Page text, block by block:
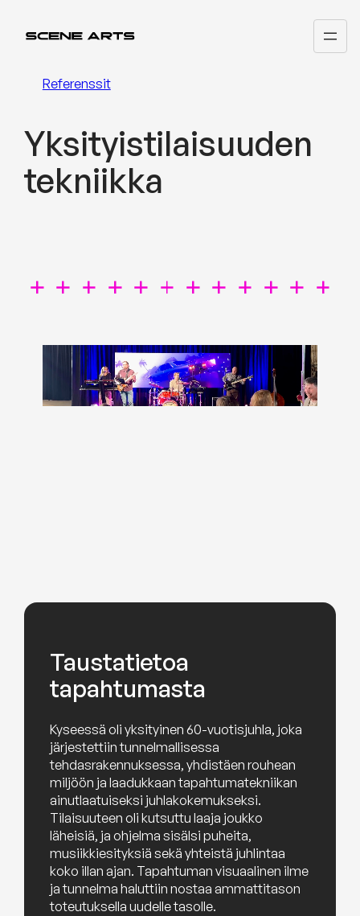
sisältöön
Referenssit
Yksityistilaisuuden
tekniikka
Taustatietoa
tapahtumasta
Kyseessä oli yksityinen 60-vuotisjuhla, joka
järjestettiin tunnelmallisessa
tehdasrakennuksessa, yhdistäen rouhean
miljöön ja laadukkaan tapahtumatekniikan
ainutlaatuiseksi juhlakokemukseksi.
Tilaisuuteen oli kutsuttu laaja joukko
läheisiä, ja ohjelma sisälsi puheita,
musiikkiesityksiä sekä yhteistä juhlintaa
koko illan ajan. Tapahtuman visuaalinen ilme
ja tunnelma haluttiin nostaa ammattitason
toteutuksella uudelle tasolle.